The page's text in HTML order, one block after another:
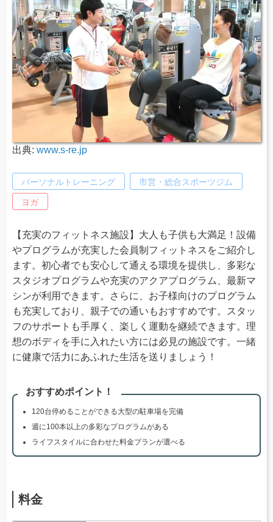
出典: www.s-re.jp
パーソナルトレーニング 市営・総合スポーツジム
ヨガ
【充実のフィットネス施設】大人も子供も大満足！設備
やプログラムが充実した会員制フィットネスをご紹介し
ます。初心者でも安心して通える環境を提供し、多彩な
スタジオプログラムや充実のアクアプログラム、最新マ
シンが利用できます。さらに、お子様向けのプログラム
も充実しており、親子での通いもおすすめです。スタッ
フのサポートも手厚く、楽しく運動を継続できます。理
想のボディを手に入れたい方には必見の施設です。一緒
に健康で活力にあふれた生活を送りましょう！
おすすめポイント！
120台停めることができる大型の駐車場を完備
週に100本以上の多彩なプログラムがある
ライフスタイルに合わせた料金プランが選べる
料金